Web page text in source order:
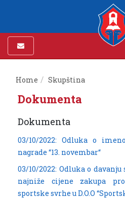
Home Skupština
Dokumenta
Dokumenta
03/10/2022: Odluka o
nagrade “13. novembar“
03/10/2022: Odluka o
najniže cijene zakupa
sportske svrhe u D.O.O